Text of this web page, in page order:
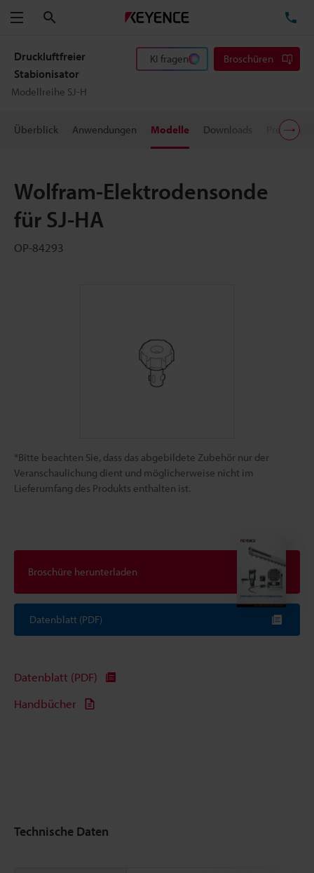
Menü
Druckluftfreier
Stabionisator
Modellreihe SJ-H
KI fragen Broschüren
Überblick Anwendungen Modelle Downloads
Wolfram-Elektrodensonde
für SJ-HA
OP-84293
*Bitte beachten Sie, dass das abgebildete Zubehör nur der
Veranschaulichung dient und möglicherweise nicht im
Lieferumfang des Produkts enthalten ist.
Broschüre herunterladen
Datenblatt (PDF)
Datenblatt (PDF)
Handbücher
Technische Daten